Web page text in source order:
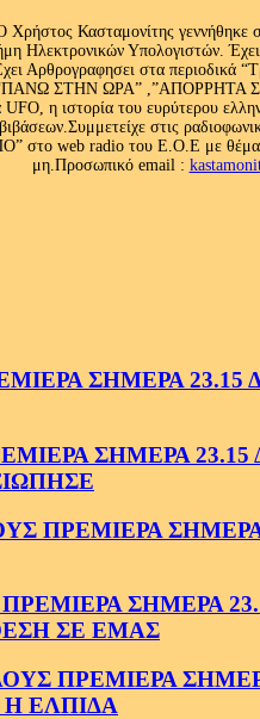
Χρήστος Κασταμονίτης γεννήθηκε
Ηλεκτρονικών Υπολογιστών.
Αρθρογραφησει στα
ΣΤΗΝ ΩΡΑ” ,”ΑΠΟΡΡΗΤΑ
η ιστορία του ευρύτερου
στις
web radio του Ε.Ο.Ε με θέματα
μη.Προσωπικό email :
ΣΗΜΕΡΑ 23.15
ΣΗΜΕΡΑ 23.15
ΣΗΜΕΡΑ
ΣΗΜΕΡΑ
ΣΕ ΕΜΑΣ
ΣΗΜΕΡΑ
ΕΛΠΙΔΑ